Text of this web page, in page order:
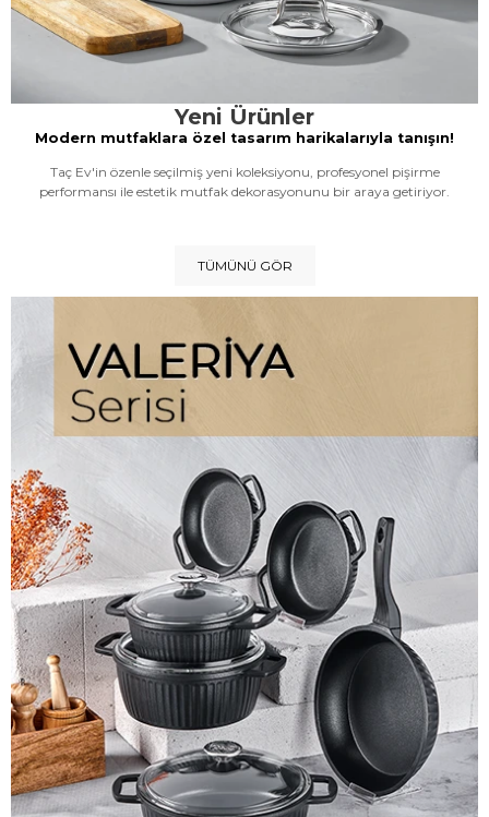
Yeni Ürünler
Modern mutfaklara özel tasarım harikalarıyla tanışın!
Taç Ev'in özenle seçilmiş yeni koleksiyonu, profesyonel pişirme
performansı ile estetik mutfak dekorasyonunu bir araya getiriyor.
TÜMÜNÜ GÖR